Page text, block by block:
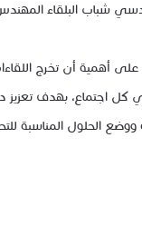
شباب البلقاء
على أهمية أن تخرج
كل اجتماع، بهدف تعزيز
ووضع الحلول المناسبة